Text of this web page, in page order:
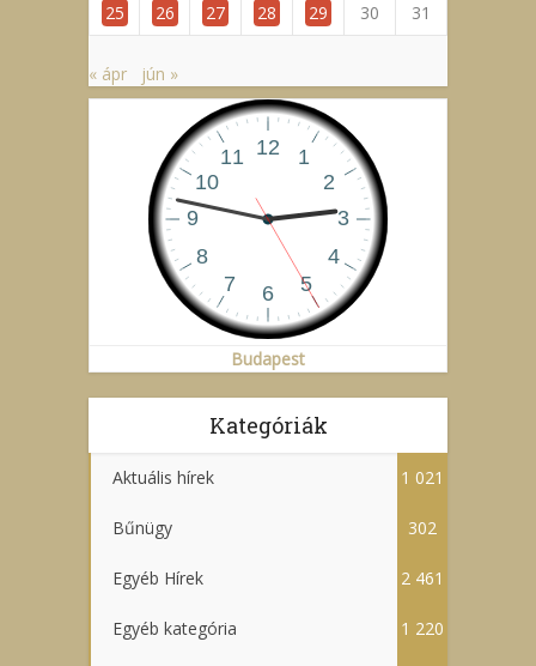
25
26 27 28 29 30 31
« ápr jún »
Budapest
Kategóriák
Aktuális hírek 1 021
Bűnügy 302
Egyéb Hírek 2 461
Egyéb kategória 1 220